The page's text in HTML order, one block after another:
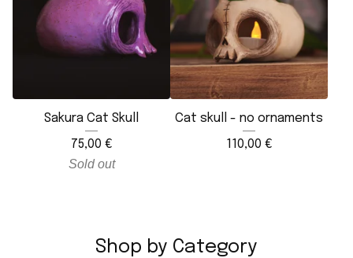
Sakura Cat Skull
75,00 €
Sold out
Cat skull - no ornaments
110,00 €
Shop by Category